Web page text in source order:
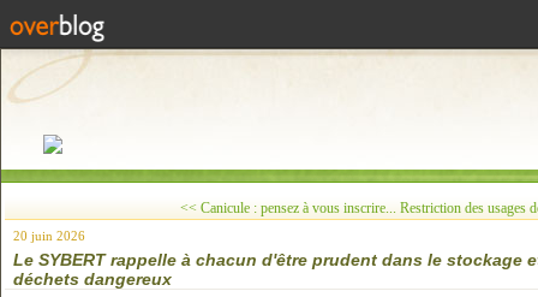
<< Canicule : pensez à vous inscrire... Restriction des usages
20 juin 2026
Le SYBERT rappelle à chacun d'être prudent dans le stockage
déchets dangereux